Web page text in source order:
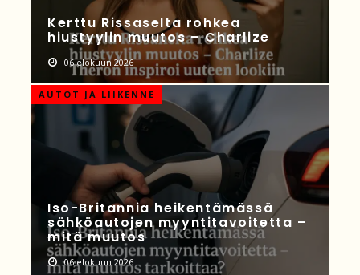
Kerttu Rissaselta rohkea
hiustyylin muutos – Charlize
06 elokuun 2026
AUTOT JA LIIKENNE
Iso-Britannia heikentämässä
sähköautojen myyntitavoitetta –
mitä muutos
06 elokuun 2026